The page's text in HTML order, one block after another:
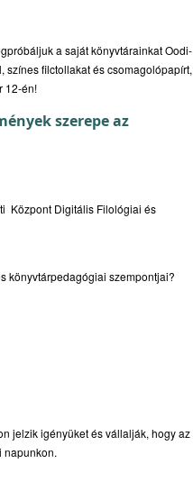
a saját könyvtárainkat Oodi-
színes filctollakat és csomagolópapírt,
12-én!
szerepe az
Központ Digitális Filológiai és
könyvtárpedagógiai szempontjai?
jelzik igényüket és vállalják, hogy az
napunkon.